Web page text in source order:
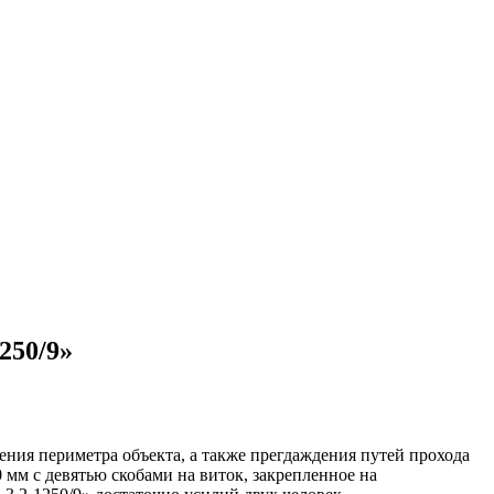
9»
периметра объекта, а также прегдаждения путей прохода
с девятью скобами на виток, закрепленное на